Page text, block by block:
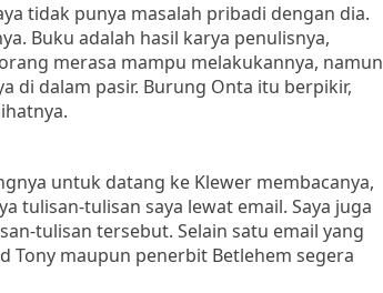
tidak punya masalah pribadi dengan dia.
Buku adalah hasil karya penulisnya,
merasa mampu melakukannya, namun
di dalam pasir. Burung Onta itu berpikir,
untuk datang ke Klewer membacanya,
tulisan-tulisan saya lewat email. Saya juga
tulisan tersebut. Selain satu email yang
Tony maupun penerbit Betlehem segera